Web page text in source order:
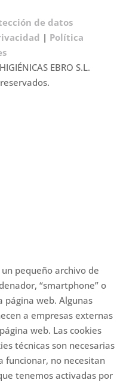
de datos
| Política
EBRO S.L.
pequeño archivo de
“smartphone” o
web. Algunas
a empresas externas
web. Las cookies
técnicas son necesarias
funcionar, no necesitan
tenemos activadas por